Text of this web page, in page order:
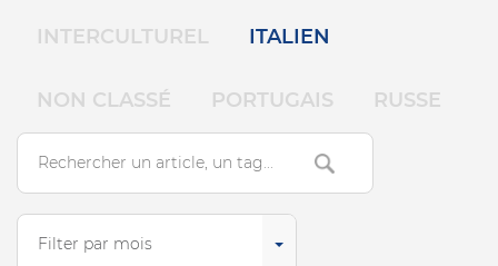
INTERCULTUREL ITALIEN
NON CLASSÉ PORTUGAIS RUSSE
Search
Filter par mois